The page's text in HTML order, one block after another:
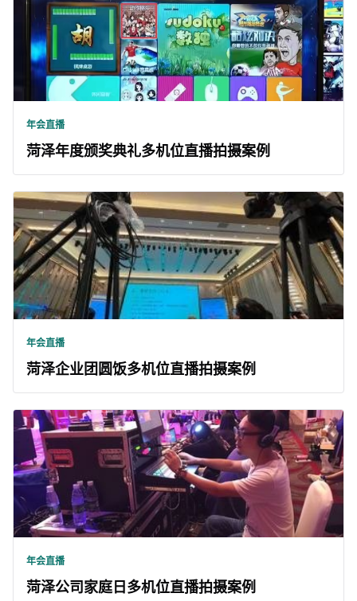
年会直播
菏泽年度颁奖典礼多机位直播拍摄案例
年会直播
菏泽企业团圆饭多机位直播拍摄案例
年会直播
菏泽公司家庭日多机位直播拍摄案例